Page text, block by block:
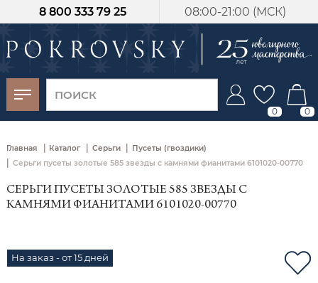
08:00-21:00 (МСК)
8 800 333 79 25
0 0
Главная | Каталог | Серьги | Пусеты (гвоздики)
| Серьги пусеты золотые 585 звезды с камнями фианитами 6101020-00770
СЕРЬГИ ПУСЕТЫ ЗОЛОТЫЕ 585 ЗВЕЗДЫ С
КАМНЯМИ ФИАНИТАМИ 6101020-00770
На заказ - от 15 дней
-30%
от 15 дней с
момента оплаты